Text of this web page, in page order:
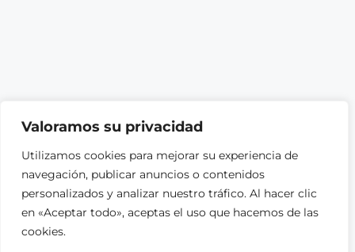
Valoramos su privacidad
Utilizamos cookies para mejorar su experiencia de
navegación, publicar anuncios o contenidos
personalizados y analizar nuestro tráfico. Al hacer clic
en «Aceptar todo», aceptas el uso que hacemos de las
cookies.